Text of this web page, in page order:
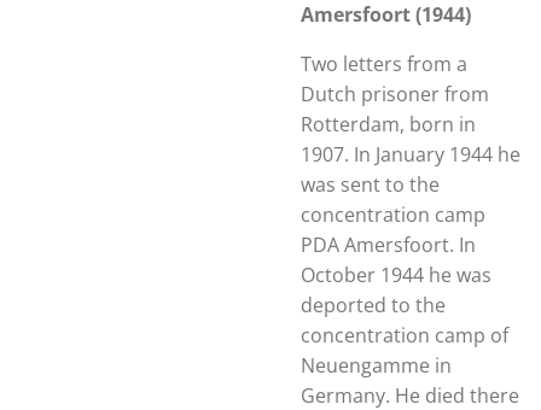
Amersfoort (1944)
Two letters from a
Dutch prisoner from
Rotterdam, born in
1907. In January 1944 he
was sent to the
concentration camp
PDA Amersfoort. In
October 1944 he was
deported to the
concentration camp of
Neuengamme in
Germany. He died there